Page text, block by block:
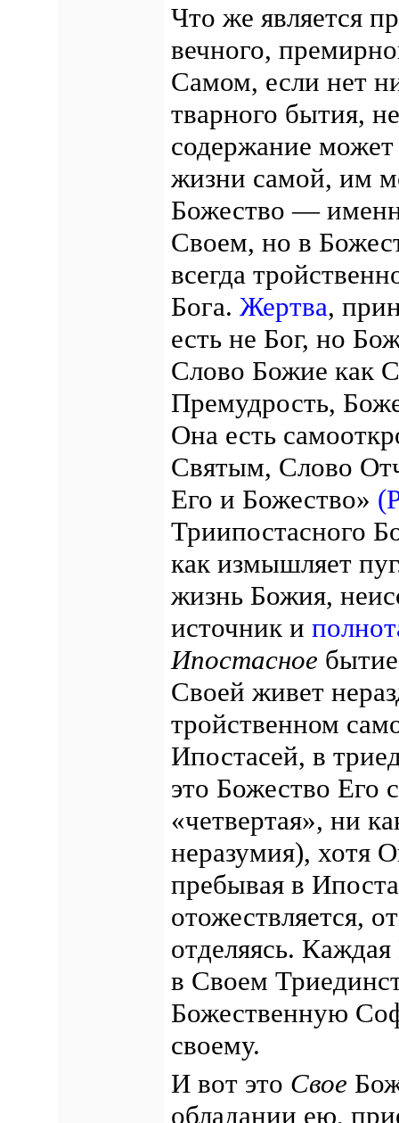
Что же является
вечного,
Самом, если нет
тварного бытия,
содержание
жизни самой, им
Божество —
Своем, но в
всегда
Бога. Жертва,
есть не Бог, но
Слово Божие как
Премудрость,
Она есть
Святым, Слово
Его и Божество»
Триипостасного
как измышляет
жизнь Божия,
источник и
Ипостасное
Своей живет
тройственном
Ипостасей, в
это Божество Его
«четвертая», ни
неразумия), хотя
пребывая в
отожествляется,
отделяясь.
в Своем
Божественную
своему.
И вот это Свое
обладании ею,